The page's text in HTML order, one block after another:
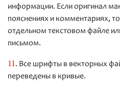
информации. Если оригинал
пояснениях и комментариях,
отдельном текстовом файле
письмом.
11 . Все шрифты в векторных
переведены в кривые.